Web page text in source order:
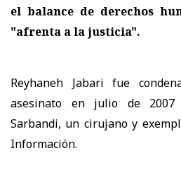
el balance de derechos
"afrenta a la justicia".
Reyhaneh Jabari fue
asesinato en julio de 2007
Sarbandi, un cirujano y
Información.